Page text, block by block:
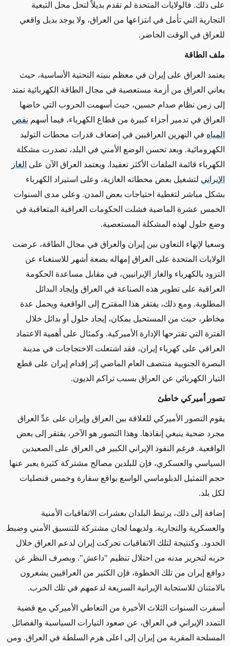
على ذلك. فالولايات المتحدة لم تقدم بديلاً لتحل محل التبعية
التجارية التي تأمل في انتزاعها من العراق، ولا يوجد بديل واقعي
للعراق في الوقت الحاضر.
ملف الطاقة
يعتمد العراق على إيران في معظم بنيته التحتية الأساسية، حيث
يعاني العراق من أزمة مستعصية في مجال الطاقة الكهربائية تمتد
إلى زمن نظام صدام حسين، حيث أسهمت الحروب التي خاضها
العراق في تدمير أجزاء كبيرة من قطاع الكهرباء، فيما أسهم نقص
المياه في النهرين العراقيين في إضعاف قدرات محطات التوليد
الكهرومائية. وبعد تحسن الوضع الأمني في البلد، تصدرت مشكلة
الكهرباء قائمة الملفات الأكثر تعقيدا. ويعتمد العراق الآن على الغاز
الإيراني لتشغيل بعض محطاته الغازية، وعلى استيراد الكهرباء
بشكل مباشر لتغطية احتياجات بعض المدن. وعلى مدى السنوات
الخمس عشرة الماضية فشلت الحكومات العراقية المتعاقبة في
وضع حلول لهذه المشكلة المستعصية.
وسعيا لإنهاء التعاون بين إيران والعراق في مجال الطاقة، عرضت
الولايات المتحدة على العراق إمهاله بضعة أشهر للاستغناء عن
التزود بالكهرباء والغاز الإيرانيين، في مقابل مساعدة الحكومة
العراقية على تطوير هذه الصناعة في العراق وإيجاد البدائل
المطلوبة. ومع ذلك، يفتقر هذا المقترح إلى الواقعية ويحمل عدة
مخاطر، حيث من المستحيل بمكان، إيجاد حلول أو بدائل خلال
الفترة التي تقترحها الإدارة الأميركية. وكمثال على أهمية الاعتماد
العراقي على كهرباء إيران، فقد اشتعلت الاحتجاجات في مدينة
البصرة الجنوبية منتصف العام الماضي إثر إقدام إيران على قطع
التيار الكهربائي عن العراق بسبب تراكم الديون.
تصور أميركي خاطئ
يقوم التصور الأميركي للعلاقة بين العراق وإيران على عدِّ العراق
مجرد ضحية ينبغي إنقاذها. وهذا التصور هو الآخر، يفتقر إلى بعض
الواقعية. فرغم النفوذ الإيراني الكبير في العراق على الصعيدين
السياسي والعسكري، فإن للبلدين مصالح مشتركة كثيرة يعبر عنها
حجم التمثيل الدبلوماسي الواسع بواقع سفارة وخمس قنصليات
لكل بلد.
إضافة إلى ذلك، يرتبط البلدان بعشرات الاتفاقيات الأمنية
والعسكرية والتجارية. ولديهما لجان مشتركة للتنسيق الأمني وضبط
الحدود. وكنتيجة لتلك الاتفاقيات تحركت إيران لدعم العراق خلال
حربه لتحرير مدنه من احتلال تنظيم "داعش". وبصرف النظر عن
دوافع إيران من تلك الخطوة، فإن الكثير من العراقيين يشعرون
بالامتنان للاستجابة الإيرانية السريعة لدعمهم في تلك الحرب.
أسفرت السنوات الثلاث الأخيرة من التعاطي الأميركي مع قضية
التمدد الإيراني في العراق، عن صعود التيارات السياسية والفصائل
المسلحة المقربة من إيران إلى اعلى هرم السلطة في العراق. ومن